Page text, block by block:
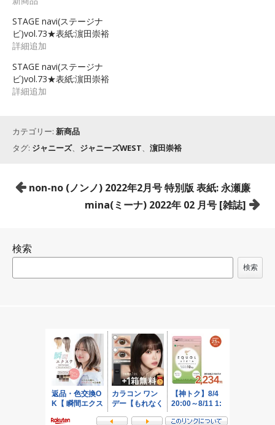
STAGE navi(ステージナ
ビ)vol.73★表紙:濵田崇裕
詳細追加
STAGE navi(ステージナ
ビ)vol.73★表紙:濵田崇裕
詳細追加
カテゴリー: 新商品
タグ: ジャニーズ、 ジャニーズWEST、 濵田崇裕
投
ゲ
non-no (ノンノ) 2022年2月号 特別版 表紙: 永瀬廉
mina(ミーナ) 2022年 02 月号 [雑誌]
検索
検索